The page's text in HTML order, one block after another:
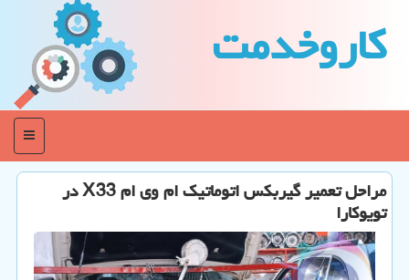
كاروخدمت
منو
مراحل تعمیر گیربکس اتوماتیک ام وی ام X33 در
تویوکارا